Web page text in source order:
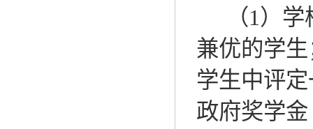
（1 ）学
兼优的学
学生中评
政府奖学